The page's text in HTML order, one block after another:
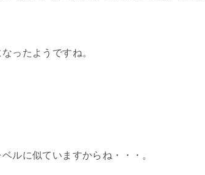
ったようですね。
ルに似ていますからね・・・。